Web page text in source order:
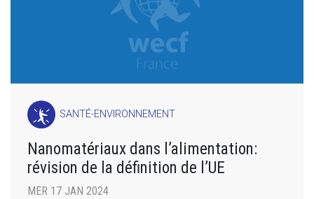
SANTÉ-ENVIRONNEMENT
Nanomatériaux dans l’alimentation:
révision de la définition de l’UE
MER 17 JAN 2024